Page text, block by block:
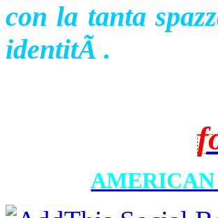
con la tanta
identitÃ .
AMERICAN